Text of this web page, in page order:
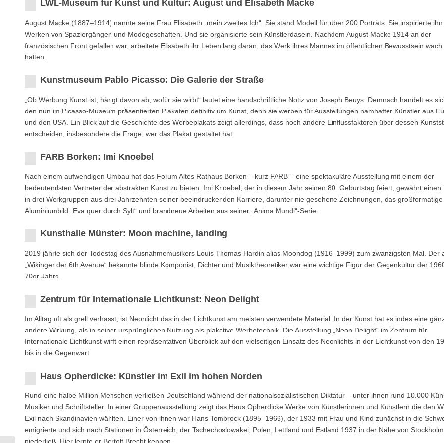
LWL-Museum für Kunst und Kultur: August und Elisabeth Macke
August Macke (1887–1914) nannte seine Frau Elisabeth „mein zweites Ich“. Sie stand Modell für über 200 Porträts. Sie inspirierte ihn
Werken von Spaziergängen und Modegeschäften. Und sie organisierte sein Künstlerdasein. Nachdem August Macke 1914 an der
französischen Front gefallen war, arbeitete Elisabeth ihr Leben lang daran, das Werk ihres Mannes im öffentlichen Bewusstsein wach
halten.
Kunstmuseum Pablo Picasso: Die Galerie der Straße
„Ob Werbung Kunst ist, hängt davon ab, wofür sie wirbt“ lautet eine handschriftliche Notiz von Joseph Beuys. Demnach handelt es
den nun im Picasso-Museum präsentierten Plakaten definitiv um Kunst, denn sie werben für Ausstellungen namhafter Künstler aus
und den USA. Ein Blick auf die Geschichte des Werbeplakats zeigt allerdings, dass noch andere Einflussfaktoren über dessen
entscheiden, insbesondere die Frage, wer das Plakat gestaltet hat.
FARB Borken: Imi Knoebel
Nach einem aufwendigen Umbau hat das Forum Altes Rathaus Borken – kurz FARB – eine spektakuläre Ausstellung mit einem der
bedeutendsten Vertreter der abstrakten Kunst zu bieten. Imi Knoebel, der in diesem Jahr seinen 80. Geburtstag feiert, gewährt einen
in drei Werkgruppen aus drei Jahrzehnten seiner beeindruckenden Karriere, darunter nie gesehene Zeichnungen, das großformatige
Aluminiumbild „Eva quer durch Sylt“ und brandneue Arbeiten aus seiner „Anima Mundi“-Serie.
Kunsthalle Münster: Moon machine, landing
2019 jährte sich der Todestag des Ausnahmemusikers Louis Thomas Hardin alias Moondog (1916–1999) zum zwanzigsten Mal. Der
„Wikinger der 6th Avenue“ bekannte blinde Komponist, Dichter und Musiktheoretiker war eine wichtige Figur der Gegenkultur der
70er Jahre.
Zentrum für Internationale Lichtkunst: Neon Delight
Im Alltag oft als grell verhasst, ist Neonlicht das in der Lichtkunst am meisten verwendete Material. In der Kunst hat es indes eine
andere Wirkung, als in seiner ursprünglichen Nutzung als plakative Werbetechnik. Die Ausstellung „Neon Delight“ im Zentrum für
Internationale Lichtkunst wirft einen repräsentativen Überblick auf den vielseitigen Einsatz des Neonlichts in der Lichtkunst von den
bis in die Gegenwart.
Haus Opherdicke: Künstler im Exil im hohen Norden
Rund eine halbe Million Menschen verließen Deutschland während der nationalsozialistischen Diktatur – unter ihnen rund 10.000
Musiker und Schriftsteller. In einer Gruppenausstellung zeigt das Haus Opherdicke Werke von Künstlerinnen und Künstlern die den
Exil nach Skandinavien wählten. Einer von ihnen war Hans Tombrock (1895–1966), der 1933 mit Frau und Kind zunächst in die
emigrierte und sich nach Stationen in Österreich, der Tschechoslowakei, Polen, Lettland und Estland 1937 in der Nähe von Stockholm
niederließ. Hier lernte er Bertolt Brecht kennen.